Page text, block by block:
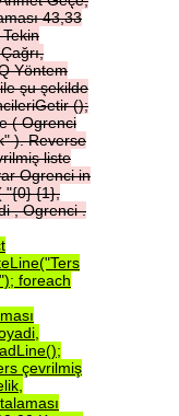
43,33
Tekin
Çağrı,
Yöntem
ileşuşekilde
();
(Ogrenci
).Reverse
liste
Ogrenciin
"{0}{1},
,Ogrenci.
foreach
çevrilmiş